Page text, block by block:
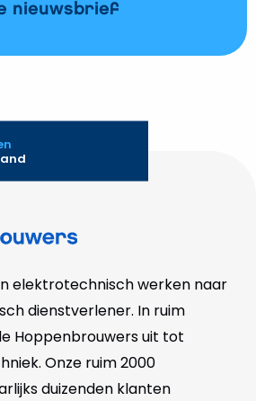
nieuwsbrief
elektrotechnisch werken naar
dienstverlener. In ruim
Hoppenbrouwers uit tot
Onze ruim 2000
duizenden klanten